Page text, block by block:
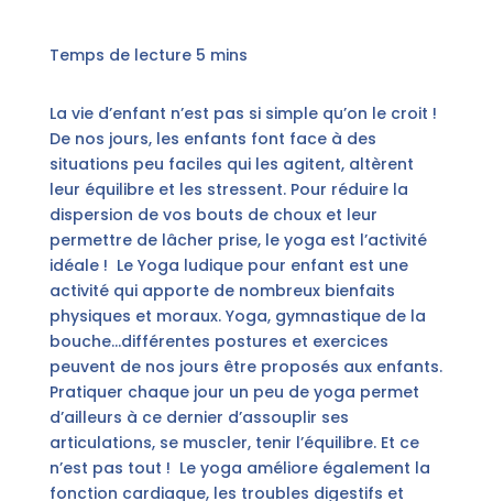
La vie d’enfant n’est pas si simple qu’on le croit !
De nos jours, les enfants font face à des
situations peu faciles qui les agitent, altèrent
leur équilibre et les stressent. Pour réduire la
dispersion de vos bouts de choux et leur
permettre de lâcher prise, le yoga est l’activité
idéale ! Le Yoga ludique pour enfant est une
activité qui apporte de nombreux bienfaits
physiques et moraux. Yoga, gymnastique de la
bouche…différentes postures et exercices
peuvent de nos jours être proposés aux enfants.
Pratiquer chaque jour un peu de yoga permet
d’ailleurs à ce dernier d’assouplir ses
articulations, se muscler, tenir l’équilibre. Et ce
n’est pas tout ! Le yoga améliore également la
fonction cardiaque, les troubles digestifs et